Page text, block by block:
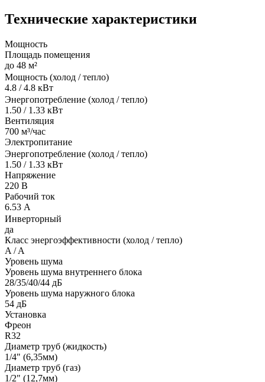
Технические характеристики
Мощность
Площадь помещения
до 48 м²
Мощность (холод / тепло)
4.8 / 4.8 кВт
Энергопотребление (холод / тепло)
1.50 / 1.33 кВт
Вентиляция
700 м³/час
Электропитание
Энергопотребление (холод / тепло)
1.50 / 1.33 кВт
Напряжение
220 В
Рабочий ток
6.53 А
Инверторный
да
Класс энергоэффективности (холод / тепло)
A / A
Уровень шума
Уровень шума внутреннего блока
28/35/40/44 дБ
Уровень шума наружного блока
54 дБ
Установка
Фреон
R32
Диаметр труб (жидкость)
1/4" (6,35мм)
Диаметр труб (газ)
1/2" (12,7мм)